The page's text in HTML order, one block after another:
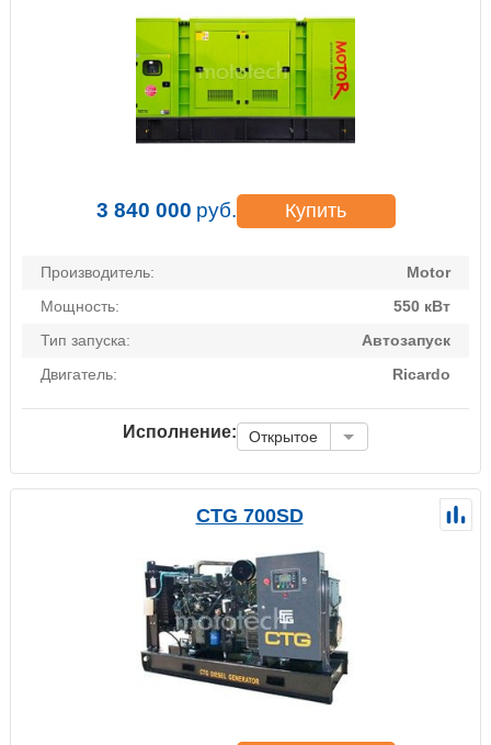
3 840 000 руб. Купить
Производитель:
Motor
Мощность:
550 кВт
Тип запуска:
Автозапуск
Двигатель:
Ricardo
Исполнение: Открытое
CTG 700SD